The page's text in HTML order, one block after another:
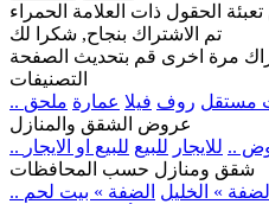
الحقول ذات العلامة الحمراء
تم الاشتراك بنجاح, شكرا لك
مرة اخرى قم بتحديث الصفحة
التصنيفات
مستقل روف فيلا عمارة ملحق
عروض الشقق والمنازل
.. للايجار للبيع للبيع او الايجار
شقق ومنازل حسب المحافظات
الضفة » الخليل الضفة » بيت لحم